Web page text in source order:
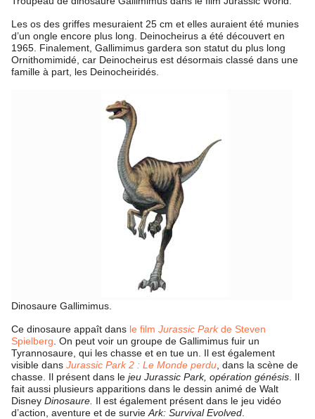
Les os des griffes mesuraient 25 cm et elles auraient été munies
d’un ongle encore plus long. Deinocheirus a été découvert en
1965. Finalement, Gallimimus gardera son statut du plus long
Ornithomimidé, car Deinocheirus est désormais classé dans une
famille à part, les Deinocheiridés.
Dinosaure Gallimimus.
Ce dinosaure appaît dans le film Jurassic Parkde Steven
Spielberg . On peut voir un groupe de Gallimimus fuir un
Tyrannosaure, qui les chasse et en tue un. Il est également
visible dans Jurassic Park 2 : Le Monde perdu , dans la scène de
chasse. Il présent dans le jeu Jurassic Park, opération génésis . Il
fait aussi plusieurs apparitions dans le dessin animé de Walt
Disney Dinosaure. Il est également présent dans le jeu vidéo
d’action, aventure et de survie Ark: Survival Evolved